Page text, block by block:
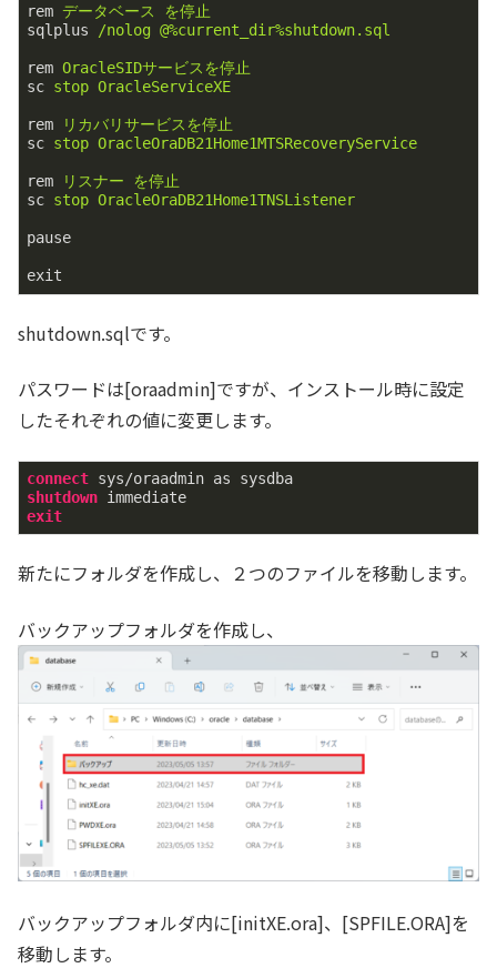
rem データベース を停止
sqlplus
/nolog @%current_dir%shutdown.sql
rem OracleSIDサービスを停止
sc stop OracleServiceXE
rem
リカバリサービスを停止
sc stop OracleOraDB21Home1MTSRecoveryService
rem
リスナー を停止
sc stop OracleOraDB21Home1TNSListener
pause
exit
shutdown.sqlです。
パスワードは[oraadmin]ですが、インストール時に設定
したそれぞれの値に変更します。
connect
shutdown
exit
新たにフォルダを作成し、２つのファイルを移動します。
バックアップフォルダを作成し、
バックアップフォルダ内に[initXE.ora]、[SPFILE.ORA]を
移動します。